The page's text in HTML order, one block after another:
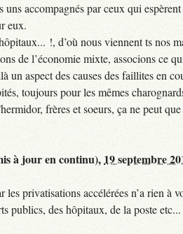
uns accompagnés par ceux qui
eux.
!, d’où nous viennent ts nos
de l’économie mixte, associons ce
un aspect des causes des faillites en
toujours pour les mêmes
frères et soeurs, ça ne peut
à jour en continu), 19 septembre
les privatisations accélérées n’a rien à
publics, des hôpitaux, de la poste etc...